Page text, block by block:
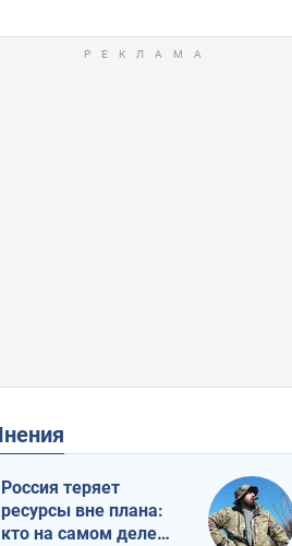
Мнения
Россия теряет
ресурсы вне плана:
кто на самом деле